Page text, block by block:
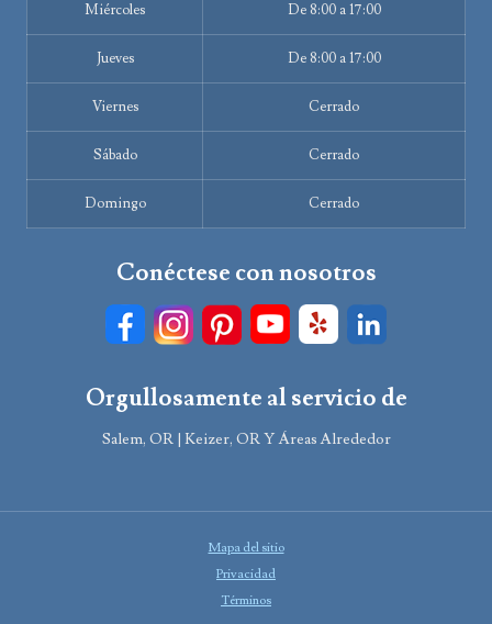
Miércoles De 8:00 a 17:00
Jueves De 8:00 a 17:00
Viernes Cerrado
Sábado Cerrado
Domingo Cerrado
Conéctese con nosotros
Orgullosamente al servicio de
Salem, OR | Keizer, OR Y Áreas Alrededor
Mapa del sitio
Privacidad
Términos